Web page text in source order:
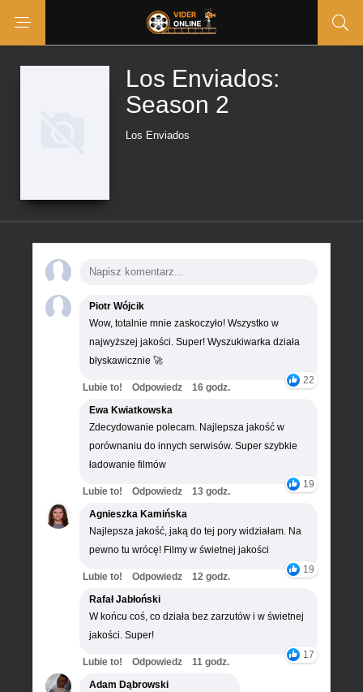
Los Enviados:
Season 2
Los Enviados
Piotr Wójcik
Wow, totalnie mnie zaskoczyło! Wszystko w
najwyższej jakości. Super! Wyszukiwarka działa
błyskawicznie 🚀
22
Lubie to! Odpowiedz
16 godz.
Ewa Kwiatkowska
Zdecydowanie polecam. Najlepsza jakość w
porównaniu do innych serwisów. Super szybkie
ładowanie filmów
19
Lubie to! Odpowiedz
13 godz.
Agnieszka Kamińska
Najlepsza jakość, jaką do tej pory widziałam. Na
pewno tu wrócę! Filmy w świetnej jakości
19
Lubie to! Odpowiedz
12 godz.
Rafał Jabłoński
W końcu coś, co działa bez zarzutów i w świetnej
jakości. Super!
17
Lubie to! Odpowiedz
11 godz.
Adam Dąbrowski